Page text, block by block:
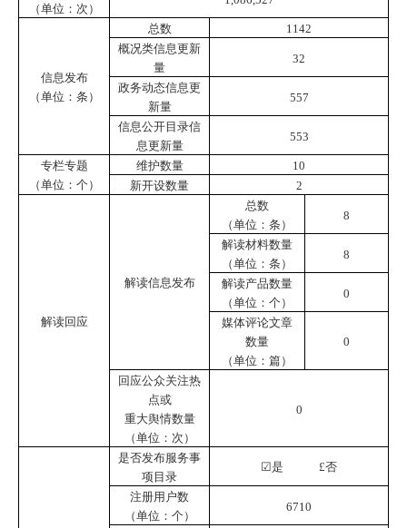
（单位：次）
信息发布
（单位：条）
总数
1142
概况类信息更新
量
32
政务动态信息更
新量
557
信息公开目录信
息更新量
553
专栏专题
（单位：个）
维护数量
10
新开设数量
2
解读回应
解读信息发布
总数
（单位：条）
8
解读材料数量
（单位：条）
8
解读产品数量
（单位：个）
0
媒体评论文章
数量
（单位：篇）
0
回应公众关注热
点或
重大舆情数量
（单位：次）
0
是否发布服务事
项目录
☑是 £否
注册用户数
（单位：个）
6710